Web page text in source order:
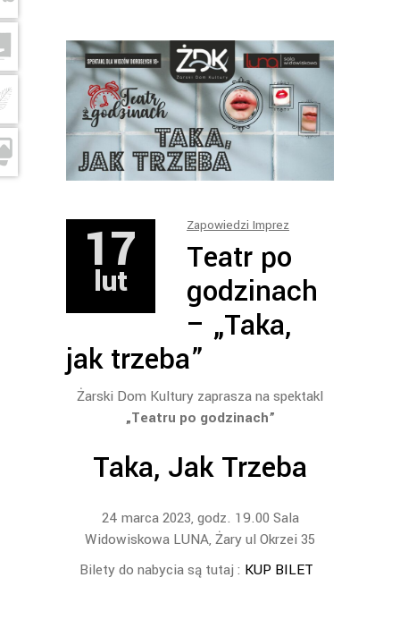
17
lut
Zapowiedzi Imprez
Teatr po
godzinach
– „Taka,
jak trzeba”
Żarski Dom Kultury zaprasza na spektakl
„Teatru po godzinach”
Taka, Jak Trzeba
24 marca 2023, godz. 19.00 Sala
Widowiskowa LUNA, Żary ul Okrzei 35
Bilety do nabycia są tutaj : KUP BILET